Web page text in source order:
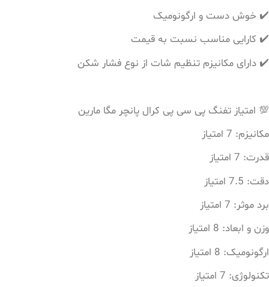
✔️ خوش دست و ارگونومیک
✔️ کارایی مناسب نسبت به قیمت
✔️ دارای مکانیزم تنظیم شات از نوع فشار شکن
💯 امتیاز تفنگ پی سی پی کرال پانچر مگا مارین
مکانیزم: 7 امتیاز
قدرت: 7 امتیاز
دقت: 7.5 امتیاز
برد موثر: 7 امتیاز
وزن و ابعاد: 8 امتیاز
ارگونومیک: 8 امتیاز
تکنولوژی: 7 امتیاز